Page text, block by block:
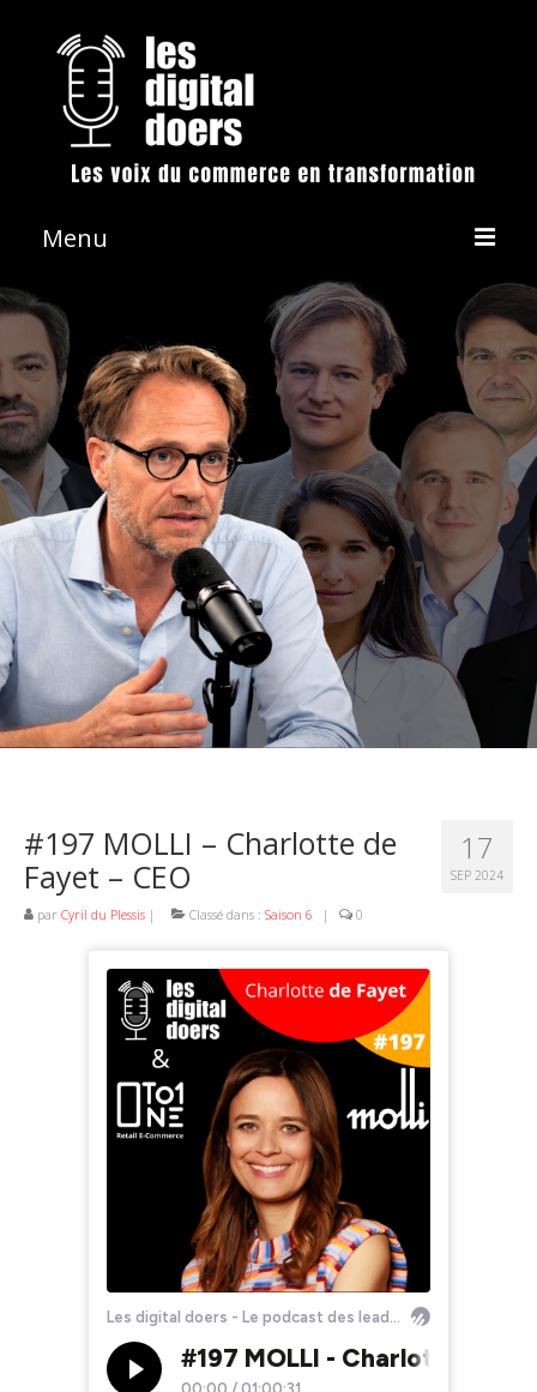
Menu
La démarche
Les émissions
Conférences & Animation
Revue de presse
17
SEP 2024
#197 MOLLI – Charlotte de
Fayet – CEO
par Cyril du Plessis | Classé dans : Saison 6 | 0